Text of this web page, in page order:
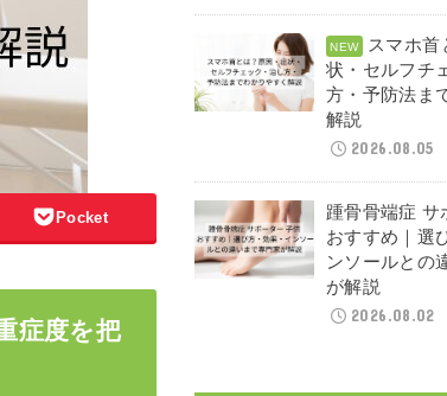
Pocket
症度を把
スマホ首
状・セルフチ
方・予防法ま
解説
2026.08.05
踵骨骨端症 サ
おすすめ｜選
ンソールとの
が解説
2026.08.02